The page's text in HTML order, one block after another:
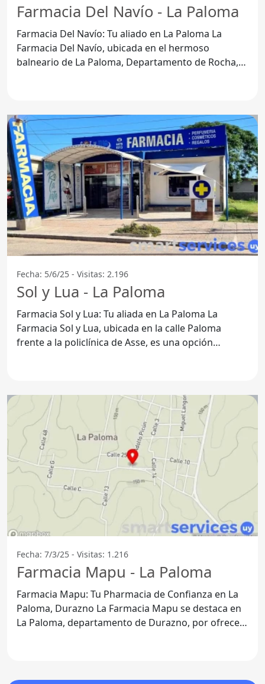
Farmacia Del Navío - La Paloma
Farmacia Del Navío: Tu aliado en La Paloma La
Farmacia Del Navío, ubicada en el hermoso
balneario de La Paloma, Departamento de Rocha,
Fecha: 5/6/25 - Visitas: 2.196
Sol y Lua - La Paloma
Farmacia Sol y Lua: Tu aliada en La Paloma La
Farmacia Sol y Lua, ubicada en la calle Paloma
frente a la policlínica de Asse, es una opción
Fecha: 7/3/25 - Visitas: 1.216
Farmacia Mapu - La Paloma
Farmacia Mapu: Tu Pharmacia de Confianza en La
Paloma, Durazno La Farmacia Mapu se destaca en
La Paloma, departamento de Durazno, por ofrecer